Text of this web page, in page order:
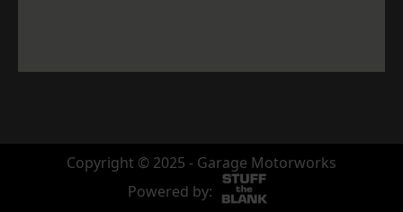
Copyright © 2025 - Garage Motorworks
Powered by: